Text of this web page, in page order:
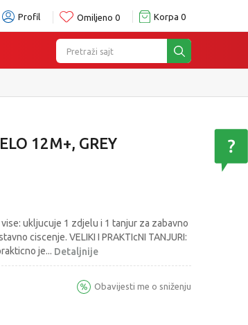
Profil Omiljeno 0 Korpa 0
Pretraži sajt
12M+, GREY
ukljucuje 1 zdjelu i 1 tanjur za zabavno
ciscenje. VELIKI I PRAKTIcNI TANJURI:
je... Detaljnije
Obavijesti me o sniženju